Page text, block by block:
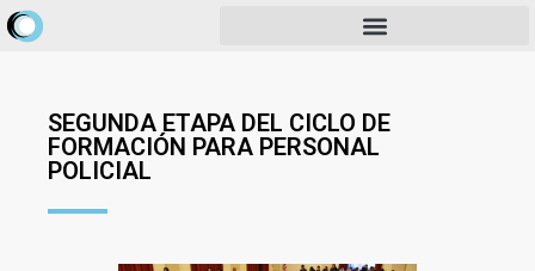
SEGUNDA ETAPA DEL CICLO DE
FORMACIÓN PARA PERSONAL
POLICIAL